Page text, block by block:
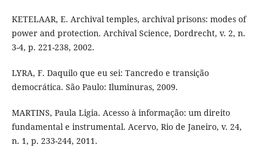
KETELAAR, E. Archival temples, archival prisons: modes of
power and protection. Archival Science, Dordrecht, v. 2, n.
3-4, p. 221-238, 2002.
LYRA, F. Daquilo que eu sei: Tancredo e transição
democrática. São Paulo: Iluminuras, 2009.
MARTINS, Paula Ligia. Acesso à informação: um direito
fundamental e instrumental. Acervo, Rio de Janeiro, v. 24,
n. 1, p. 233-244, 2011.